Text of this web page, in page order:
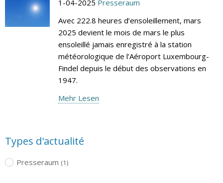
1-04-2025 Presseraum
Avec 222.8 heures d’ensoleillement, mars
2025 devient le mois de mars le plus
ensoleillé jamais enregistré à la station
météorologique de l’Aéroport Luxembourg-
Findel depuis le début des observations en
1947.
Mehr Lesen
Types d'actualité
Presseraum (1)